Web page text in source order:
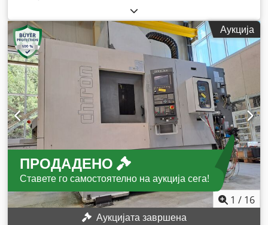
Аукција
ПРОДАДЕНО
Ставете го самостоятелно на аукција сега!
1 / 16
Аукцијата завршена